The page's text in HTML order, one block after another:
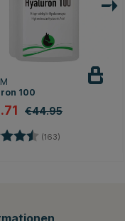
100
€44.95
(163)